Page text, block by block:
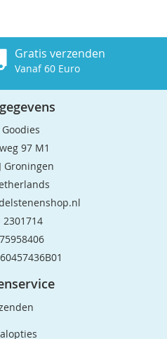
Gratis verzenden
Vanaf 60 Euro
Goodies
97 M1
Groningen
2301714